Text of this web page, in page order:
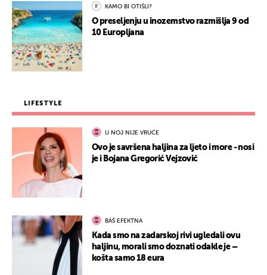
KAMO BI OTIŠLI?
O preseljenju u inozemstvo razmišlja 9 od
10 Europljana
LIFESTYLE
U NOJ NIJE VRUĆE
Ovo je savršena haljina za ljeto i more - nosi
je i Bojana Gregorić Vejzović
BAŠ EFEKTNA
Kada smo na zadarskoj rivi ugledali ovu
haljinu, morali smo doznati odakle je –
košta samo 18 eura